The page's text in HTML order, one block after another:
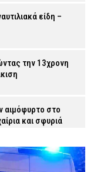
είδη –
την 13χρονη
αιμόφυρτο στο
και σφυριά
το «Χαμόγελο του